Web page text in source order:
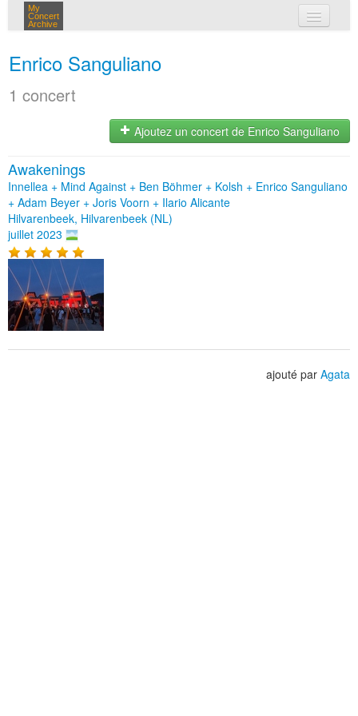
My
Concert
Archive
Enrico Sanguliano
1 concert
Ajoutez un concert de Enrico Sanguliano
Awakenings
Innellea + Mind Against + Ben Böhmer + Kolsh + Enrico Sanguliano
+ Adam Beyer + Joris Voorn + Ilario Alicante
Hilvarenbeek, Hilvarenbeek (NL)
juillet 2023
ajouté par Agata